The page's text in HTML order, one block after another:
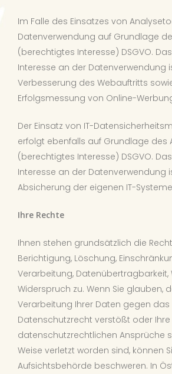
Im Falle des Einsatzes von
Datenverwendung auf Grundlage
(berechtigtes Interesse) DSGVO.
Interesse an der Datenverwendung
Verbesserung des Webauftritts
Erfolgsmessung von Online-
Der Einsatz von IT-
erfolgt ebenfalls auf Grundlage des
(berechtigtes Interesse) DSGVO.
Interesse an der Datenverwendung
Absicherung der eigenen IT-
Ihre Rechte
Ihnen stehen grundsätzlich die
Berichtigung, Löschung,
Verarbeitung, Datenübertragbarkeit,
Widerspruch zu. Wenn Sie glauben,
Verarbeitung Ihrer Daten gegen das
Datenschutzrecht verstößt oder Ihre
datenschutzrechtlichen Ansprüche
Weise verletzt worden sind, können
Aufsichtsbehörde beschweren. In